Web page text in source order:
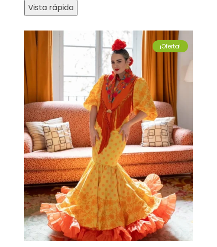
Vista rápida
¡Oferta!